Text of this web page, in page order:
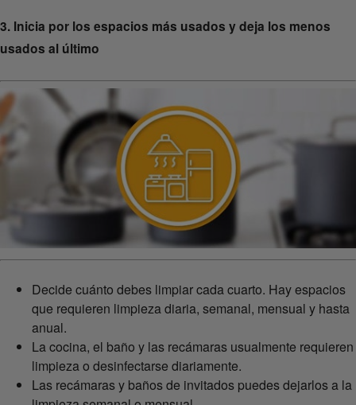
3. Inicia por los espacios más usados y deja los menos
usados al último
Decide cuánto debes limpiar cada cuarto. Hay espacios
que requieren limpieza diaria, semanal, mensual y hasta
anual.
La cocina, el baño y las recámaras usualmente requieren
limpieza o desinfectarse diariamente.
Las recámaras y baños de invitados puedes dejarlos a la